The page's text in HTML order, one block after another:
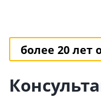
более 20 лет